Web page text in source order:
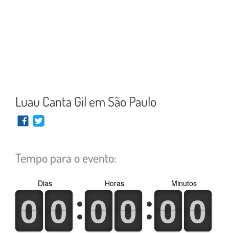
Luau Canta Gil em São Paulo
Tempo para o evento:
0
0
1
1 0
0
1
1
Dias
0
0
1
1 0
0
1
1
Horas
0
0
1
1 0
0
1
1
Minutos